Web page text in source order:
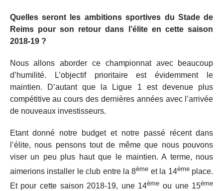
Quelles seront les ambitions sportives du Stade de
Reims pour son retour dans l’élite en cette saison
2018-19 ?
Nous allons aborder ce championnat avec beaucoup
d’humilité. L’objectif prioritaire est évidemment le
maintien. D’autant que la Ligue 1 est devenue plus
compétitive au cours des dernières années avec l’arrivée
de nouveaux investisseurs.
Etant donné notre budget et notre passé récent dans
l’élite, nous pensons tout de même que nous pouvons
viser un peu plus haut que le maintien. A terme, nous
aimerions installer le club entre la 8ème et la 14èmeplace.
Et pour cette saison 2018-19, une 14ème ou une 15ème